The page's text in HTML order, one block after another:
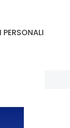
PERSONALI